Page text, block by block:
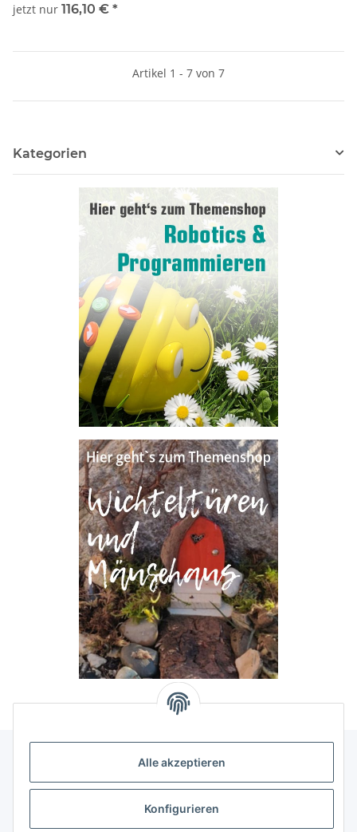
Alle akzeptieren
Konfigurieren
jetzt nur 116,10 € *
Artikel 1 - 7 von 7
Kategorien
Allgemeine Informationen